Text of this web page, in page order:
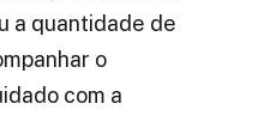
a quantidade de
o
com a